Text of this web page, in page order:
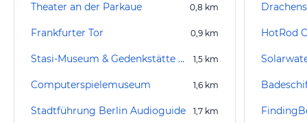
Theater an der Parkaue 0,8 km
Frankfurter Tor 0,9 km
Stasi-Museum & Gedenkstätte Normannenstrasse 1,5 km
Computerspielemuseum 1,6 km
Stadtführung Berlin Audioguide 1,7 km
HotRod